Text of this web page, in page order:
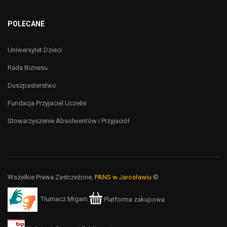
POLECANE
Uniwersytet Dzieci
Rada Biznesu
Duszpasterstwo
Fundacja Przyjaciel Uczelni
Stowarzyszenie Absolwentów i Przyjaciół
Wszelkie Prawa Zastrzeżone, PANS w Jarosławiu ©
Tłumacz Migam Platforma zakupowa